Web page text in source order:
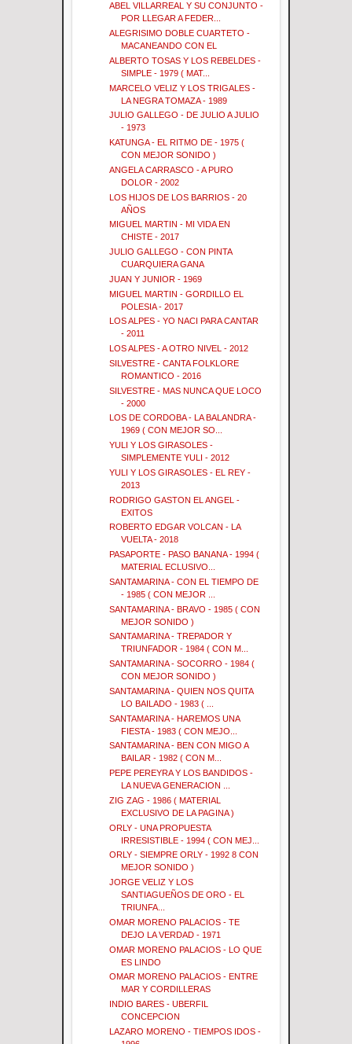
ABEL VILLARREAL Y SU CONJUNTO -
POR LLEGAR A FEDER...
ALEGRISIMO DOBLE CUARTETO -
MACANEANDO CON EL
ALBERTO TOSAS Y LOS REBELDES -
SIMPLE - 1979 ( MAT...
MARCELO VELIZ Y LOS TRIGALES -
LA NEGRA TOMAZA - 1989
JULIO GALLEGO - DE JULIO A JULIO
- 1973
KATUNGA - EL RITMO DE - 1975 (
CON MEJOR SONIDO )
ANGELA CARRASCO - A PURO
DOLOR - 2002
LOS HIJOS DE LOS BARRIOS - 20
AÑOS
MIGUEL MARTIN - MI VIDA EN
CHISTE - 2017
JULIO GALLEGO - CON PINTA
CUARQUIERA GANA
JUAN Y JUNIOR - 1969
MIGUEL MARTIN - GORDILLO EL
POLESIA - 2017
LOS ALPES - YO NACI PARA CANTAR
- 2011
LOS ALPES - A OTRO NIVEL - 2012
SILVESTRE - CANTA FOLKLORE
ROMANTICO - 2016
SILVESTRE - MAS NUNCA QUE LOCO
- 2000
LOS DE CORDOBA - LA BALANDRA -
1969 ( CON MEJOR SO...
YULI Y LOS GIRASOLES -
SIMPLEMENTE YULI - 2012
YULI Y LOS GIRASOLES - EL REY -
2013
RODRIGO GASTON EL ANGEL -
EXITOS
ROBERTO EDGAR VOLCAN - LA
VUELTA - 2018
PASAPORTE - PASO BANANA - 1994 (
MATERIAL ECLUSIVO...
SANTAMARINA - CON EL TIEMPO DE
- 1985 ( CON MEJOR ...
SANTAMARINA - BRAVO - 1985 ( CON
MEJOR SONIDO )
SANTAMARINA - TREPADOR Y
TRIUNFADOR - 1984 ( CON M...
SANTAMARINA - SOCORRO - 1984 (
CON MEJOR SONIDO )
SANTAMARINA - QUIEN NOS QUITA
LO BAILADO - 1983 ( ...
SANTAMARINA - HAREMOS UNA
FIESTA - 1983 ( CON MEJO...
SANTAMARINA - BEN CON MIGO A
BAILAR - 1982 ( CON M...
PEPE PEREYRA Y LOS BANDIDOS -
LA NUEVA GENERACION ...
ZIG ZAG - 1986 ( MATERIAL
EXCLUSIVO DE LA PAGINA )
ORLY - UNA PROPUESTA
IRRESISTIBLE - 1994 ( CON MEJ...
ORLY - SIEMPRE ORLY - 1992 8 CON
MEJOR SONIDO )
JORGE VELIZ Y LOS
SANTIAGUEÑOS DE ORO - EL
TRIUNFA...
OMAR MORENO PALACIOS - TE
DEJO LA VERDAD - 1971
OMAR MORENO PALACIOS - LO QUE
ES LINDO
OMAR MORENO PALACIOS - ENTRE
MAR Y CORDILLERAS
INDIO BARES - UBERFIL
CONCEPCION
LAZARO MORENO - TIEMPOS IDOS -